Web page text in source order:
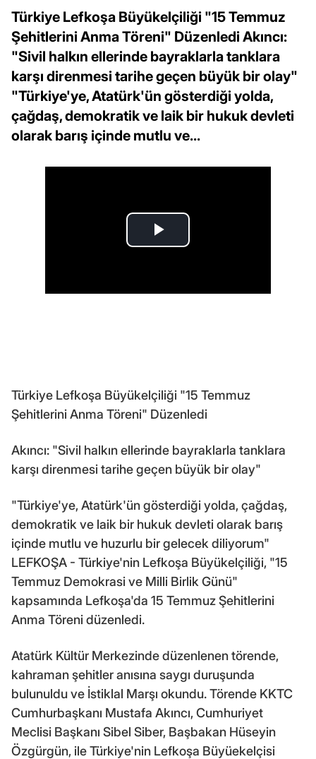
Türkiye Lefkoşa Büyükelçiliği "15 Temmuz
Şehitlerini Anma Töreni" Düzenledi Akıncı:
"Sivil halkın ellerinde bayraklarla tanklara
karşı direnmesi tarihe geçen büyük bir olay"
"Türkiye'ye, Atatürk'ün gösterdiği yolda,
çağdaş, demokratik ve laik bir hukuk devleti
olarak barış içinde mutlu ve...
Türkiye Lefkoşa Büyükelçiliği "15 Temmuz
Şehitlerini Anma Töreni" Düzenledi
Akıncı: "Sivil halkın ellerinde bayraklarla tanklara
karşı direnmesi tarihe geçen büyük bir olay"
"Türkiye'ye, Atatürk'ün gösterdiği yolda, çağdaş,
demokratik ve laik bir hukuk devleti olarak barış
içinde mutlu ve huzurlu bir gelecek diliyorum"
LEFKOŞA - Türkiye'nin Lefkoşa Büyükelçiliği, "15
Temmuz Demokrasi ve Milli Birlik Günü"
kapsamında Lefkoşa'da 15 Temmuz Şehitlerini
Anma Töreni düzenledi.
Atatürk Kültür Merkezinde düzenlenen törende,
kahraman şehitler anısına saygı duruşunda
bulunuldu ve İstiklal Marşı okundu. Törende KKTC
Cumhurbaşkanı Mustafa Akıncı, Cumhuriyet
Meclisi Başkanı Sibel Siber, Başbakan Hüseyin
Özgürgün, ile Türkiye'nin Lefkoşa Büyüekelçisi